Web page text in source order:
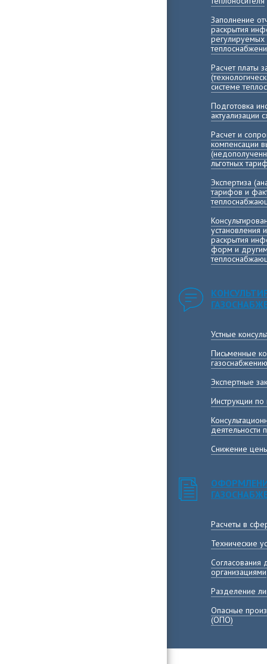
Заполнение
раскрытия
Расчет платы
системе
Подготовка
актуализации
Расчет и
компенсации
льготных
Экспертиза
тарифов и
установления
раскрытия
форм и
Устные
Письменные
газоснабжению
Экспертные
Инструкции
деятельности
Снижение
Расчеты в
Технические
Согласования
организациями
Разделение
Опасные
(ОПО)